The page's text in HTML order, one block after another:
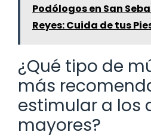
Podólogos en San
Reyes: Cuida de tus
¿Qué tipo de
más
estimular a los
mayores?